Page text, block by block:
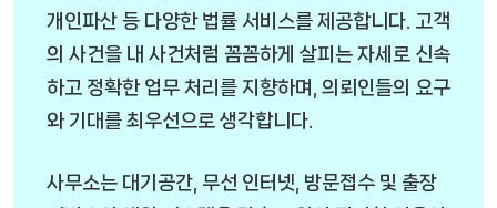
개인파산 등 다양한 법률 서비스를 제공합니다. 고객
의 사건을 내 사건처럼 꼼꼼하게 살피는 자세로 신속
하고 정확한 업무 처리를 지향하며, 의뢰인들의 요구
와 기대를 최우선으로 생각합니다.
사무소는 대기공간, 무선 인터넷, 방문접수 및 출장